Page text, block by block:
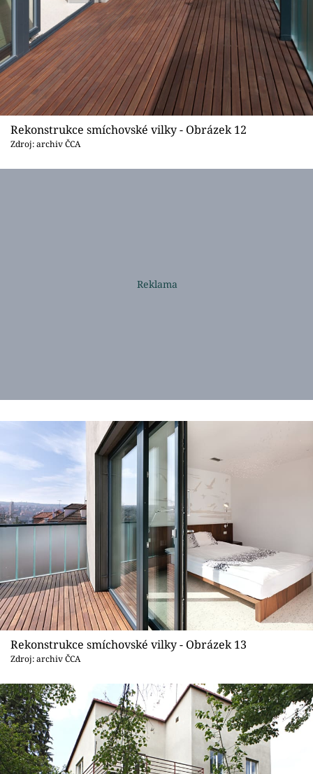
Rekonstrukce smíchovské vilky - Obrázek 12
Zdroj: archiv ČCA
Rekonstrukce smíchovské vilky - Obrázek 13
Zdroj: archiv ČCA